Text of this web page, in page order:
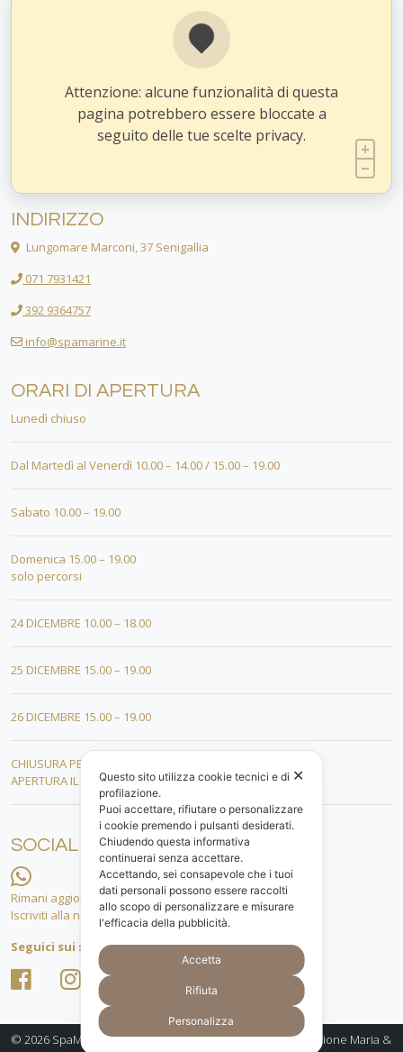
Attenzione: alcune funzionalità di questa
pagina potrebbero essere bloccate a
seguito delle tue scelte privacy.
INDIRIZZO
Lungomare Marconi, 37 Senigallia
071 7931421
392 9364757
info@spamarine.it
ORARI DI APERTURA
Lunedì chiuso
Dal Martedì al Venerdì 10.00 – 14.00 / 15.00 – 19.00
Sabato 10.00 – 19.00
Domenica 15.00 – 19.00
solo percorsi
24 DICEMBRE 10.00 – 18.00
25 DICEMBRE 15.00 – 19.00
26 DICEMBRE 15.00 – 19.00
CHIUSURA PER FERIE DAL 01 AL 19 GENNAIO
APERTURA IL 20 GENNAIO 2026
SOCIAL
Rimani aggiornato.
Iscriviti alla nostra lista whatsapp!
Seguici sui social
© 2026 SpaMarine Bellezza e Benessere a Senigallia - gestione Maria &
✕
Questo sito utilizza cookie tecnici e di
profilazione.
Puoi accettare, rifiutare o personalizzare
i cookie premendo i pulsanti desiderati.
Chiudendo questa informativa
continuerai senza accettare.
Accettando, sei consapevole che i tuoi
dati personali possono essere raccolti
allo scopo di personalizzare e misurare
l'efficacia della pubblicità.
Accetta
Rifiuta
Personalizza